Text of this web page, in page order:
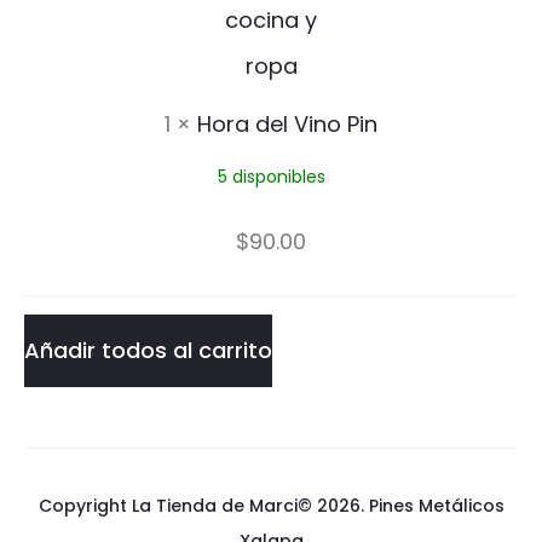
P
i
1 × Hora del Vino Pin
5 disponibles
$90.00
Añadir todos al carrito
Copyright La Tienda de Marci© 2026.Pines Metálicos